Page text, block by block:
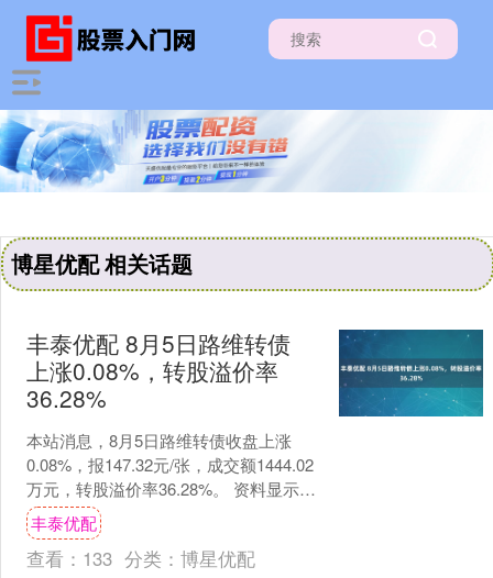
博星优配 相关话题
丰泰优配 8月5日路维转债
上涨0.08%，转股溢价率
36.28%
本站消息，8月5日路维转债收盘上涨
0.08%，报147.32元/张，成交额1444.02
万元，转股溢价率36.28%。 资料显示，
路维转债信用级别为“AA-”，....
丰泰优配
查看： 133 分类： 博星优配